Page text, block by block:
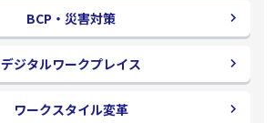
ド
で
開
く
BCP・災害対策
デジタルワークプレイス
ワークスタイル変革